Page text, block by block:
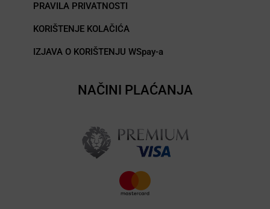
PRAVILA PRIVATNOSTI
KORIŠTENJE KOLAČIĆA
IZJAVA O KORIŠTENJU WSpay-a
NAČINI PLAĆANJA